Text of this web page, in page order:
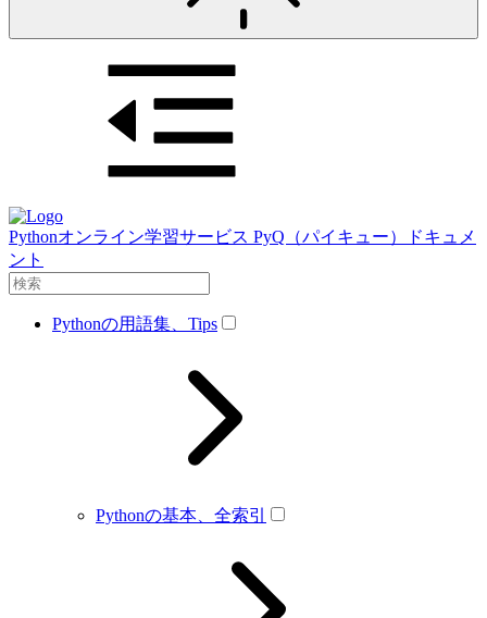
Pythonオンライン学習サービス PyQ（パイキュー）ドキュメ
ント
Pythonの用語集、Tips
Pythonの基本、全索引